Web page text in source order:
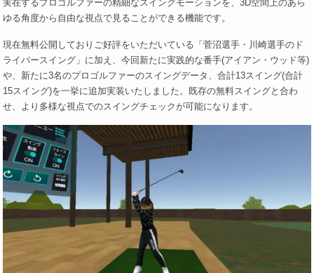
実在するプロゴルファーの精細なスイングモーションを、3D空間上のあら
ゆる角度から自由な視点で見ることができる機能です。
現在無料公開しておりご好評をいただいている「菅沼選手・川崎選手のド
ライバースイング」に加え、今回新たに実践的な番手(アイアン・ウッド等)
や、新たに3名のプロゴルファーのスイングデータ、合計13スイング(合計
15スイング)を一挙に追加実装いたしました。既存の無料スイングと合わ
せ、より多様な視点でのスイングチェックが可能になります。